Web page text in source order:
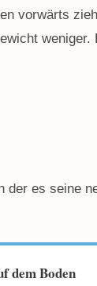
vorwärts
weniger.
es seine
dem Boden